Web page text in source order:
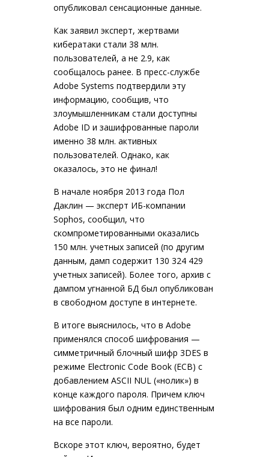
опубликовал сенсационные данные.
Как заявил эксперт, жертвами
кибератаки стали 38 млн.
пользователей, а не 2.9, как
сообщалось ранее. В пресс-службе
Adobe Systems подтвердили эту
информацию, сообщив, что
злоумышленникам стали доступны
Adobe ID и зашифрованные пароли
именно 38 млн. активных
пользователей. Однако, как
оказалось, это не финал!
В начале ноября 2013 года Пол
Даклин — эксперт ИБ-компании
Sophos, сообщил, что
скомпрометированными оказались
150 млн. учетных записей (по другим
данным, дамп содержит 130 324 429
учетных записей). Более того, архив с
дампом угнанной БД был опубликован
в свободном доступе в интернете.
В итоге выяснилось, что в Adobe
применялся способ шифрования —
симметричный блочный шифр 3DES в
режиме Electronic Code Book (ECB) с
добавлением ASCII NUL («нолик») в
конце каждого пароля. Причем ключ
шифрования был одним единственным
на все пароли.
Вскоре этот ключ, вероятно, будет